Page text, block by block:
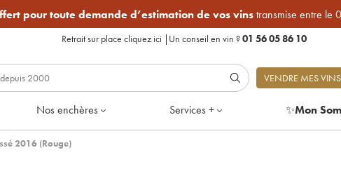
pour toute demande d’estimation de vos vinstransmise entre le
Retrait sur place cliquez ici | Un conseil en vin ?01 56 05 86 10
VENDRE MES VINS
Nos enchères Services + ✨Mon
2016 (Rouge)